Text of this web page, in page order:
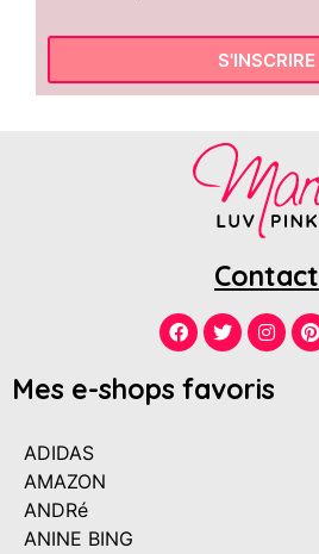
S'INSCRIRE
Contact
Mes e-shops favoris
ADIDAS
AMAZON
ANDRé
ANINE BING